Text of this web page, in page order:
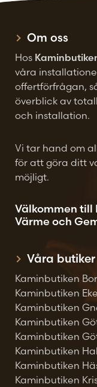
Om oss
Hos
våra
offertförfrågan,
överblick av
och installation.
Vi tar hand om
för att göra ditt
möjligt.
Välkommen till
Värme och
Våra butiker
Kaminbutiken
Kaminbutiken
Kaminbutiken
Kaminbutiken
Kaminbutiken
Kaminbutiken
Kaminbutiken
Kaminbutiken